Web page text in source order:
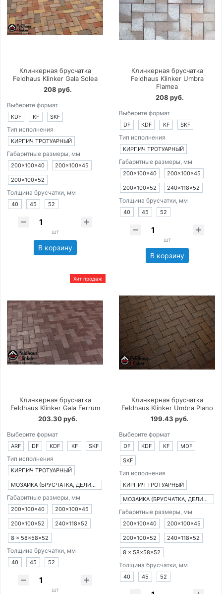
Клинкерная брусчатка
Feldhaus Klinker Gala Solea
208 руб.
Выберите формат
KDF KF SKF
Тип исполнения
КИРПИЧ ТРОТУАРНЫЙ
Габаритные размеры, мм
200×100×40 200×100×45
200×100×52
Толщина брусчатки, мм
40 45 52
шт
В корзину
Клинкерная брусчатка
Feldhaus Klinker Umbra
Flamea
208 руб.
Выберите формат
DF KDF KF SKF
Тип исполнения
КИРПИЧ ТРОТУАРНЫЙ
Габаритные размеры, мм
200×100×40 200×100×45
200×100×52 240×118×52
Толщина брусчатки, мм
40 45 52
шт
В корзину
Хит продаж
Клинкерная брусчатка
Feldhaus Klinker Gala Ferrum
203.30 руб.
Выберите формат
ARF DF KDF KF SKF
Тип исполнения
КИРПИЧ ТРОТУАРНЫЙ
МОЗАИКА (БРУСЧАТКА, ДЕЛИМАЯ НА 8 ЧАСТЕЙ)
Габаритные размеры, мм
200×100×40 200×100×45
200×100×52 240×118×52
8 × 58×58×52
Толщина брусчатки, мм
40 45 52
шт
Клинкерная брусчатка
Feldhaus Klinker Umbra Plano
199.43 руб.
Выберите формат
DF KDF KF MDF
SKF
Тип исполнения
КИРПИЧ ТРОТУАРНЫЙ
МОЗАИКА (БРУСЧАТКА, ДЕЛИМАЯ НА 8 ЧАСТЕЙ)
Габаритные размеры, мм
200×100×40 200×100×45
200×100×52 240×118×52
8 × 58×58×52
Толщина брусчатки, мм
40 45 52